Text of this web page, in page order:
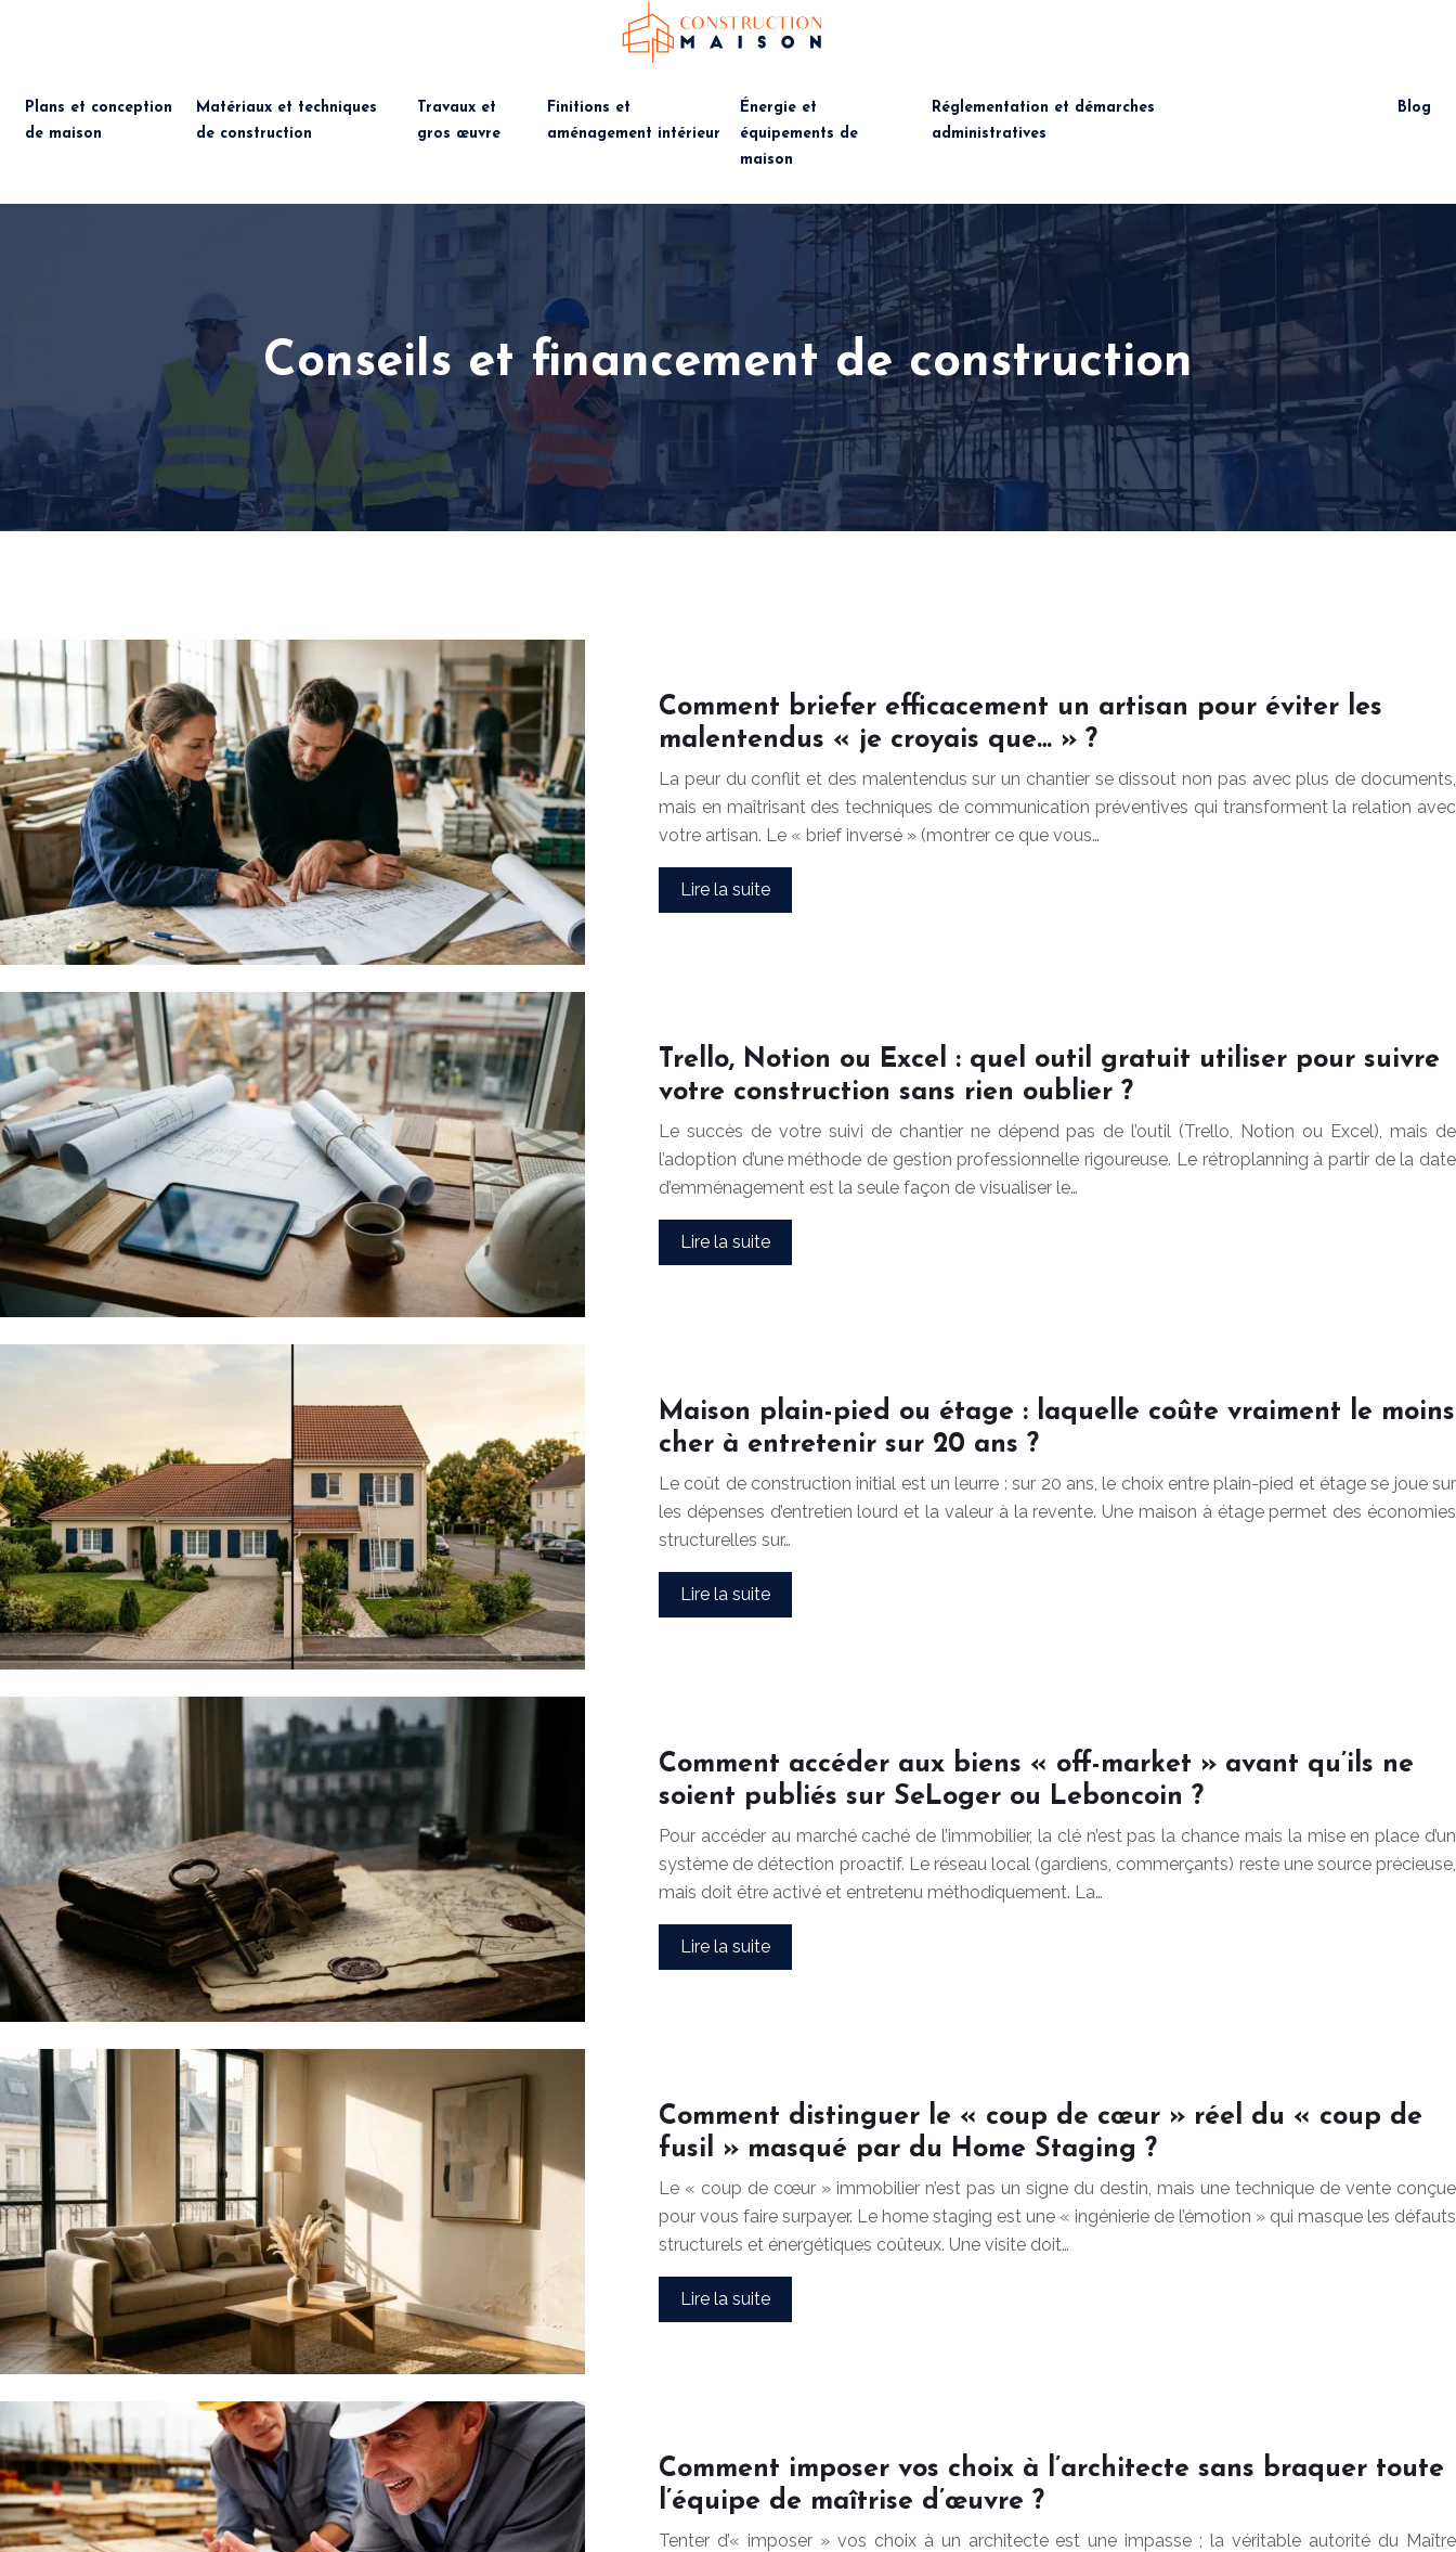
Plans et conception
de maison
Matériaux et techniques
de construction
Travaux et
gros œuvre
Finitions et
aménagement intérieur
Énergie et
équipements de
maison
Réglementation et démarches
administratives
Blog
Conseils et financement de construction
Comment briefer efficacement un artisan pour éviter les
malentendus « je croyais que… » ?
La peur du conflit et des malentendus sur un chantier se dissout non pas avec plus de documents,
mais en maîtrisant des techniques de communication préventives qui transforment la relation avec
votre artisan. Le « brief inversé » (montrer ce que vous…
Lire la suite
Trello, Notion ou Excel : quel outil gratuit utiliser pour suivre
votre construction sans rien oublier ?
Le succès de votre suivi de chantier ne dépend pas de l’outil (Trello, Notion ou Excel), mais de
l’adoption d’une méthode de gestion professionnelle rigoureuse. Le rétroplanning à partir de la date
d’emménagement est la seule façon de visualiser le…
Lire la suite
Maison plain-pied ou étage : laquelle coûte vraiment le moins
cher à entretenir sur 20 ans ?
Le coût de construction initial est un leurre : sur 20 ans, le choix entre plain-pied et étage se joue sur
les dépenses d’entretien lourd et la valeur à la revente. Une maison à étage permet des économies
structurelles sur…
Lire la suite
Comment accéder aux biens « off-market » avant qu’ils ne
soient publiés sur SeLoger ou Leboncoin ?
Pour accéder au marché caché de l’immobilier, la clé n’est pas la chance mais la mise en place d’un
système de détection proactif. Le réseau local (gardiens, commerçants) reste une source précieuse,
mais doit être activé et entretenu méthodiquement. La…
Lire la suite
Comment distinguer le « coup de cœur » réel du « coup de
fusil » masqué par du Home Staging ?
Le « coup de cœur » immobilier n’est pas un signe du destin, mais une technique de vente conçue
pour vous faire surpayer. Le home staging est une « ingénierie de l’émotion » qui masque les défauts
structurels et énergétiques coûteux. Une visite doit…
Lire la suite
Comment imposer vos choix à l’architecte sans braquer toute
l’équipe de maîtrise d’œuvre ?
Tenter d’« imposer » vos choix à un architecte est une impasse ; la véritable autorité du Maître